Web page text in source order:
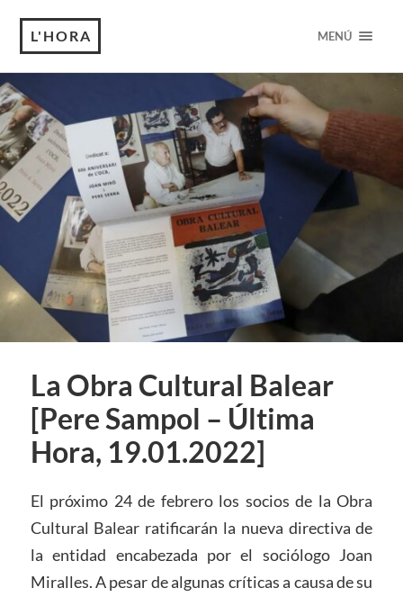
L'HORA MENÚ
La Obra Cultural Balear
[Pere Sampol – Última
Hora, 19.01.2022]
El próximo 24 de febrero los socios de la Obra
Cultural Balear ratificarán la nueva directiva de
la entidad encabezada por el sociólogo Joan
Miralles. A pesar de algunas críticas a causa de su